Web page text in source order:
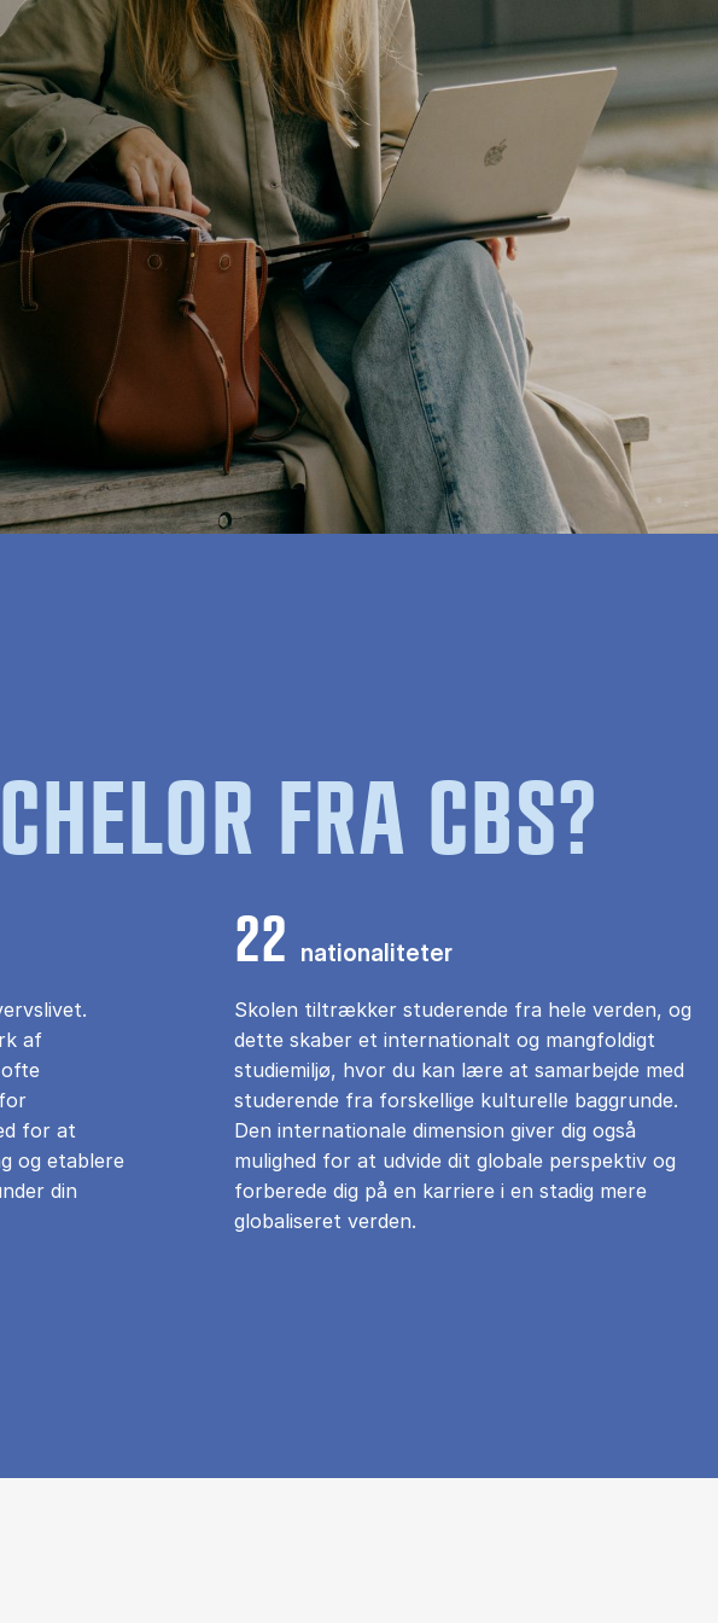
FRA CBS?
af
for at
og etablere
din
22 nationaliteter
Skolen tiltrækker studerende fra hele verden, og
dette skaber et internationalt og mangfoldigt
studiemiljø, hvor du kan lære at samarbejde med
studerende fra forskellige kulturelle baggrunde.
Den internationale dimension giver dig også
mulighed for at udvide dit globale perspektiv og
forberede dig på en karriere i en stadig mere
globaliseret verden.